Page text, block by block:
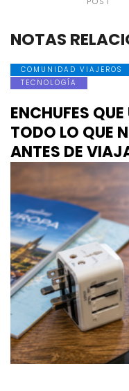
NOTAS
COMUNIDAD VIAJEROS
TECNOLOGÍA
ENCHUFES
TODO LO QUE
ANTES DE